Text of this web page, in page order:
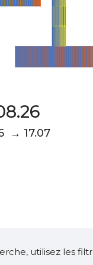
→ 17.07
utilisez les